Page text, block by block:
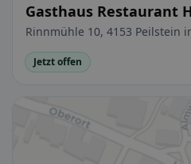
Gasthaus Restaurant
Peilstein
Rinnmühle 10, 4153 Peilstein
Jetzt offen